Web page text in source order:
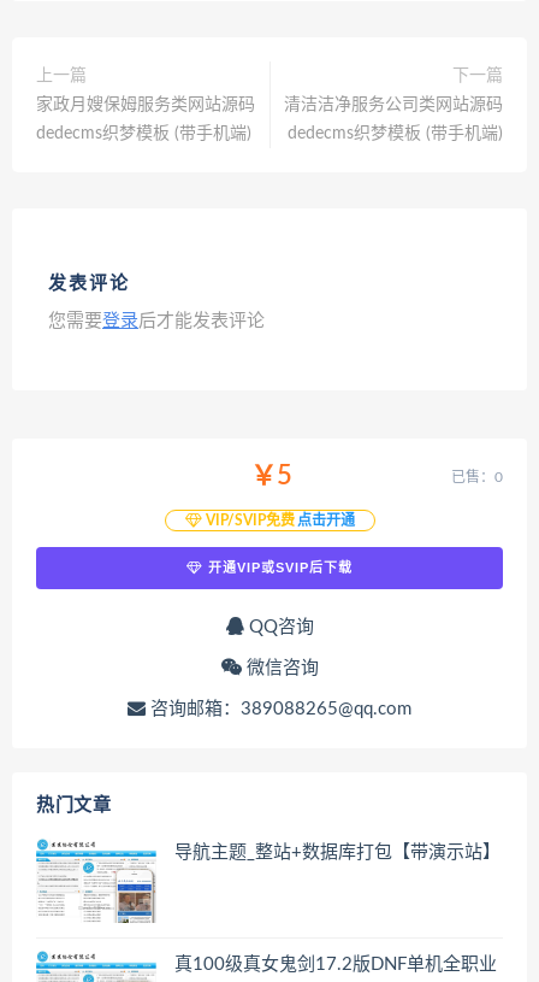
上一篇
家政月嫂保姆服务类网站源码
dedecms织梦模板 (带手机端)
下一篇
清洁洁净服务公司类网站源码
dedecms织梦模板 (带手机端)
发表评论
您需要登录后才能发表评论
￥5
VIP/SVIP免费 点击开通
已售：0
开通VIP或SVIP后下载
QQ咨询
微信咨询
咨询邮箱：389088265@qq.com
热门文章
导航主题_整站+数据库打包【带演示站】
真100级真女鬼剑17.2版DNF单机全职业